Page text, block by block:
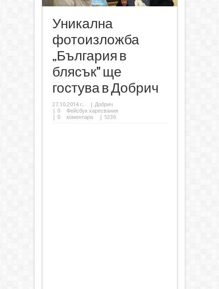
Уникална
фотоизложба
„България в
блясък" ще
гостува в Добрич
27.10.2014 г. | Добрич
| 0
Фейсбук харесвания
| 0 коментара | 5336